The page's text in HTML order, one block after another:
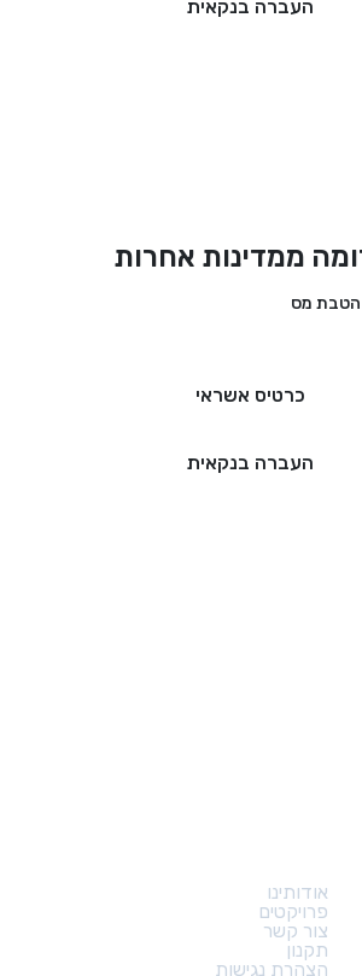
העברה בנקאית
ממדינות אחרות
הטבת מס
כרטיס אשראי
העברה בנקאית
אודותינו
פרויקטים
צור קשר
תקנון
הצהרת נגישות